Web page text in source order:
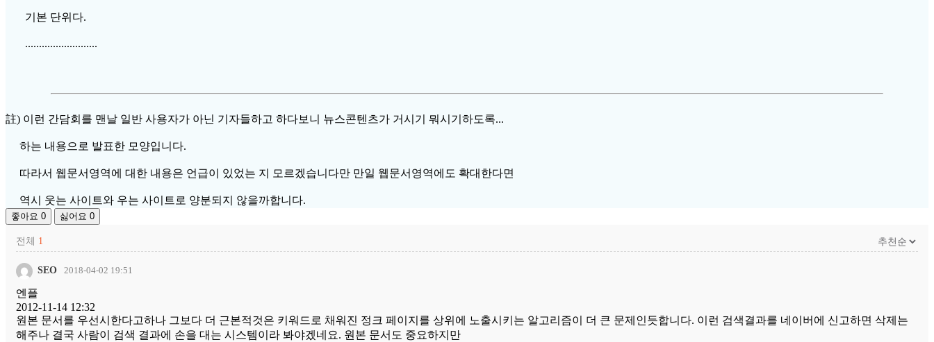
기본 단위다.
..........................
註) 이런 간담회를 맨날 일반 사용자가 아닌 기자들하고 하다보니 뉴스콘텐츠가 거시기 뭐시기하도록...
하는 내용으로 발표한 모양입니다.
따라서 웹문서영역에 대한 내용은 언급이 있었는 지 모르겠습니다만 만일 웹문서영역에도 확대한다면
역시 웃는 사이트와 우는 사이트로 양분되지 않을까합니다.
좋아요 0 싫어요 0
전체 1
SEO 2018-04-02 19:51
엔플
2012-11-14 12:32
원본 문서를 우선시한다고하나 그보다 더 근본적것은 키워드로 채워진 정크 페이지를 상위에 노출시키는 알고리즘이 더 큰 문제인듯합니다. 이런 검색결과를 네이버에 신고하면 삭제는
해주나 결국 사람이 검색 결과에 손을 대는 시스템이라 봐야겠네요. 원본 문서도 중요하지만